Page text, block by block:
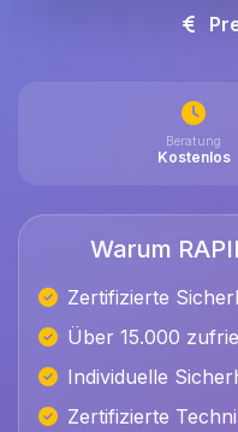
Beratung
Kostenlos
Warum
Zertifizierte
Über 15.000
Individuelle
Zertifizierte